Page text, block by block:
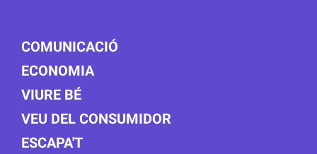
COMUNICACIÓ
ECONOMIA
VIURE BÉ
VEU DEL CONSUMIDOR
ESCAPA'T